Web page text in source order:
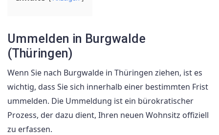
Ummelden in Burgwalde
(Thüringen)
Wenn Sie nach Burgwalde in Thüringen ziehen, ist es
wichtig, dass Sie sich innerhalb einer bestimmten Frist
ummelden. Die Ummeldung ist ein bürokratischer
Prozess, der dazu dient, Ihren neuen Wohnsitz offiziell
zu erfassen.